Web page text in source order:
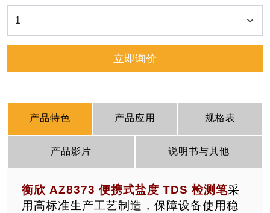
立即询价
产品特色 产品应用 规格表
产品影片 说明书与其他
衡欣 AZ8373 便携式盐度 TDS 检测笔采
用高标准生产工艺制造，保障设备使用稳